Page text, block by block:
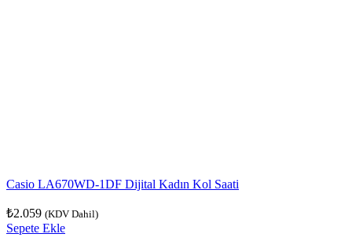
Casio LA670WD-1DF Dijital Kadın Kol Saati
₺2.059 (KDV Dahil)
Sepete Ekle